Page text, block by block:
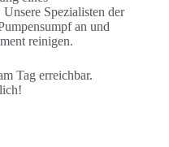
Spezialisten der
an und
reinigen.
Tag erreichbar.